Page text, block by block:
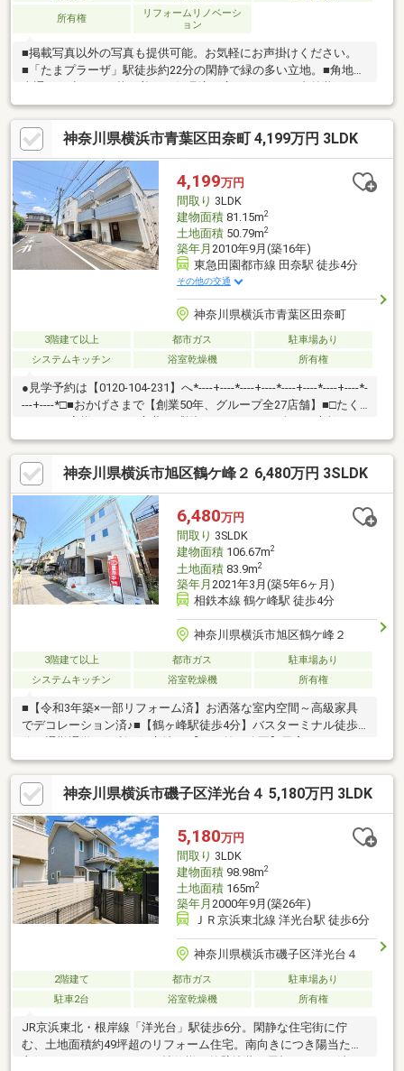
所有権
リフォームリノベーシ
ョン
■掲載写真以外の写真も提供可能。お気軽にお声掛けください。
■「たまプラーザ」駅徒歩約22分の閑静で緑の多い立地。■角地で
ォーム済み。木の特性を生かした3LDK。■開放的な芝生のお庭
と、約15帖のゆったりとしたLDK。【３６５日 年中無休】見学
予約システムに対象日付が指定できない場合でも、原則即日ご対
応可能です。【住宅ローンに強い！】指定機関はなく、都市銀行
をはじめ各金融機関と取引可能！【グループ創業50年】確かな実
績と安心のアフターサポートでお客様ファーストを実現いたしま
す。
神奈川県横浜市青葉区田奈町 4,199万円 3LDK
4,199万円
間取り 3LDK
建物面積81.15m2
土地面積50.79m2
築年月 2010年9月(築16年)
東急田園都市線 田奈駅 徒歩4分
その他の交通
神奈川県横浜市青葉区田奈町
3階建て以上 都市ガス
駐車場あり
システムキッチン
浴室乾燥機 所有権
●見学予約は【0120-104-231】へ*----+----*----+----*----+----*----+----*-
---+----*□■おかげさまで【創業50年、グループ全27店舗】■□たく
家探しをお約束します。お家探しを始めてみようと思われたらま
ずは、お気軽に東宝ハウス新横浜に相談してみませんか？何も決
まっていなくて大丈夫！まずはお客様の夢をお聞かせください！
「行って良かったね」と思っていただけるように、スタッフ一同
【夢に人に住まいに本気です！】お客様のお問合せをお待ちして
おります☆
神奈川県横浜市旭区鶴ケ峰２ 6,480万円 3SLDK
6,480万円
間取り 3SLDK
建物面積106.67m2
土地面積83.9m2
築年月 2021年3月(築5年6ヶ月)
相鉄本線 鶴ケ峰駅 徒歩4分
神奈川県横浜市旭区鶴ケ峰２
3階建て以上 都市ガス
駐車場あり
システムキッチン
浴室乾燥機 所有権
■【令和3年築×一部リフォーム済】お洒落な室内空間～高級家具
でデコレーション済♪■【鶴ヶ峰駅徒歩4分】バスターミナル徒歩1
ーに最適～間仕切りで4LDKにもなる可変型間取り♪■【便利なビル
トインガレージ付】雨に濡れないガレージ完備☆◆当日OKの見学
予約は【0120-806013】へ【提携住宅ローン】 ●大手都市銀行 ●変
動金利 年0.73％●保証料０円 疾病保証付き話題のauじぶん銀行
利用可 たくさんのお客様からのお言葉に感謝してこれからも楽
しく素敵なお家探しをお約束します。いつでもお客様のお問合せ
をお待ちしております☆☆
神奈川県横浜市磯子区洋光台４ 5,180万円 3LDK
5,180万円
間取り 3LDK
建物面積98.98m2
土地面積165m2
築年月 2000年9月(築26年)
ＪＲ京浜東北線 洋光台駅 徒歩6分
神奈川県横浜市磯子区洋光台４
2階建て 都市ガス
駐車場あり
駐車2台
浴室乾燥機 所有権
JR京浜東北・根岸線「洋光台」駅徒歩6分。閑静な住宅街に佇
む、土地面積約49坪超のリフォーム住宅。南向きにつき陽当たり